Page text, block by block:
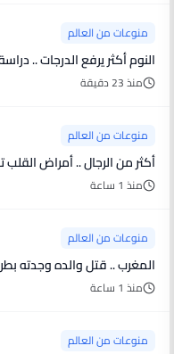
منوعات من العالم
النوم أكثر يرفع الدرجات .. دراسة تكشف مفاجأة للطلاب
منذ 23 دقيقة
منوعات من العالم
أكثر من الرجال .. أمراض القلب تكسر حاجز العمر لدى النساء
منذ 1 ساعة
منوعات من العالم
المغرب .. قتل والده وجدته بطريقة بشعة
منذ 1 ساعة
منوعات من العالم